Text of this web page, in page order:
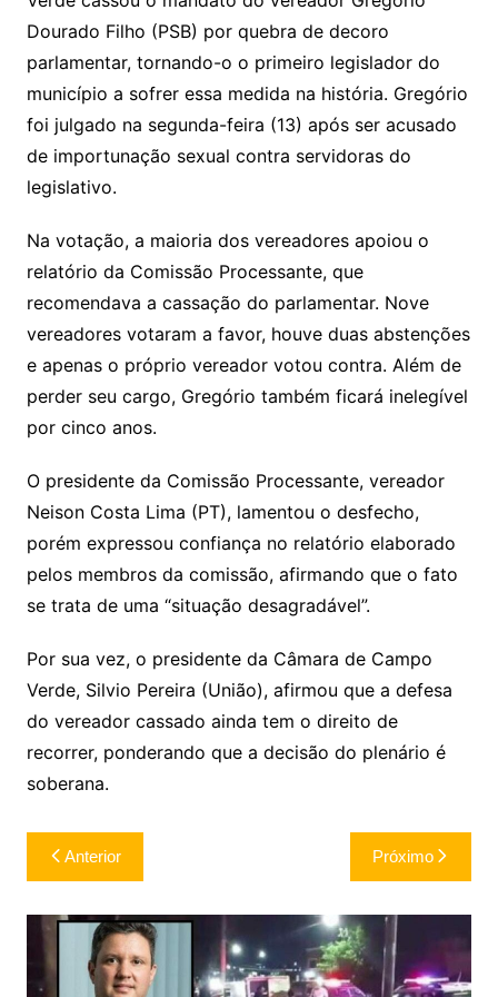
n
k
p
p
m
n
Cl
a
s
m
s
a
g
e
o
k.
c
o
m
p
e
o
o
M
ai
l
a
d
s
l
e
Dourado Filho (PSB) por quebra de decoro
parlamentar, tornando-o o primeiro legislador do
município a sofrer essa medida na história. Gregório
foi julgado na segunda-feira (13) após ser acusado
de importunação sexual contra servidoras do
legislativo.
Na votação, a maioria dos vereadores apoiou o
relatório da Comissão Processante, que
recomendava a cassação do parlamentar. Nove
vereadores votaram a favor, houve duas abstenções
e apenas o próprio vereador votou contra. Além de
perder seu cargo, Gregório também ficará inelegível
por cinco anos.
O presidente da Comissão Processante, vereador
Neison Costa Lima (PT), lamentou o desfecho,
porém expressou confiança no relatório elaborado
pelos membros da comissão, afirmando que o fato
se trata de uma “situação desagradável”.
Por sua vez, o presidente da Câmara de Campo
Verde, Silvio Pereira (União), afirmou que a defesa
do vereador cassado ainda tem o direito de
recorrer, ponderando que a decisão do plenário é
soberana.
Navegação
de
Post
Anterior Próximo